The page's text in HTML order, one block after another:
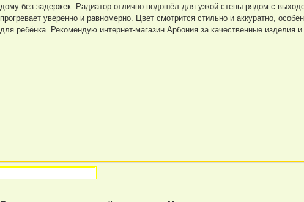
дому без задержек. Радиатор отлично подошёл для узкой стены рядом с
прогревает уверенно и равномерно. Цвет смотрится стильно и аккуратно,
для ребёнка. Рекомендую интернет-магазин Арбония за качественные изделия